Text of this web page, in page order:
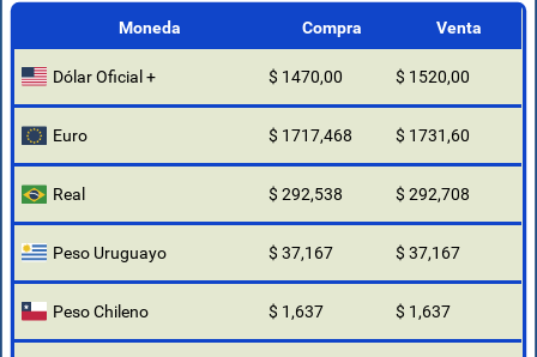
Moneda Compra Venta
Dólar Oficial + $ 1470,00 $ 1520,00
Euro $ 1717,468 $ 1731,60
Real $ 292,538 $ 292,708
Peso Uruguayo $ 37,167 $ 37,167
Peso Chileno $ 1,637 $ 1,637